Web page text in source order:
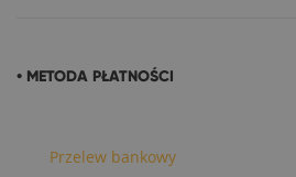
• METODA PŁATNOŚCI
Przelew bankowy